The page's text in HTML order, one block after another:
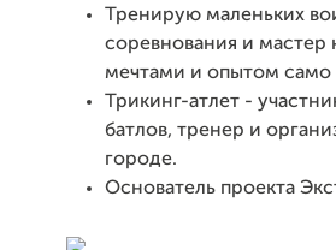
Тренирую маленьких
соревнования и
мечтами и опытом само
Трикинг-атлет -
батлов, тренер и
городе.
Основатель проекта